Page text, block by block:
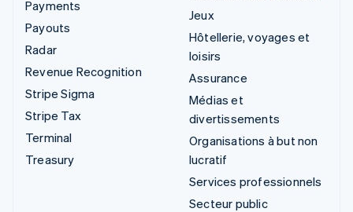
Payments
Payouts
Radar
Revenue Recognition
Stripe Sigma
Stripe Tax
Terminal
Treasury
Jeux
Hôtellerie, voyages et
loisirs
Assurance
Médias et
divertissements
Organisations à but non
lucratif
Services professionnels
Secteur public